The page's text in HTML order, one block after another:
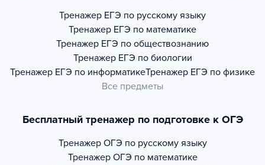
Тренажер ЕГЭ по русскому языку
Тренажер ЕГЭ по математике
Тренажер ЕГЭ по обществознанию
Тренажер ЕГЭ по биологии
Тренажер ЕГЭ по информатикеТренажер ЕГЭ по физике
Все предметы
Бесплатный тренажер по подготовке к ОГЭ
Тренажер ОГЭ по русскому языку
Тренажер ОГЭ по математике